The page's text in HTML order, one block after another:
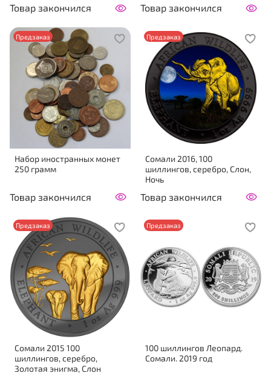
Товар закончился Товар закончился
Предзаказ
Набор иностранных монет
250 грамм
Товар закончился
Предзаказ
Сомали 2016, 100
шиллингов, серебро, Слон,
Ночь
Товар закончился
Предзаказ
Сомали 2015 100
шиллингов, серебро,
Золотая энигма, Слон
Предзаказ
100 шиллингов Леопард.
Сомали. 2019 год